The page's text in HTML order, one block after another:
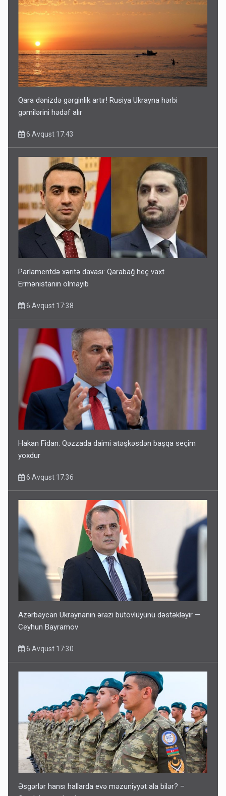
Qara dənizdə gərginlik artır! Rusiya Ukrayna hərbi
gəmilərini hədəf alır
6 Avqust 17:43
Parlamentdə xəritə davası: Qarabağ heç vaxt
Ermənistanın olmayıb
6 Avqust 17:38
Hakan Fidan: Qəzzada daimi atəşkəsdən başqa seçim
yoxdur
6 Avqust 17:36
Azərbaycan Ukraynanın ərazi bütövlüyünü dəstəkləyir —
Ceyhun Bayramov
6 Avqust 17:30
Əsgərlər hansı hallarda evə məzuniyyət ala bilər? –